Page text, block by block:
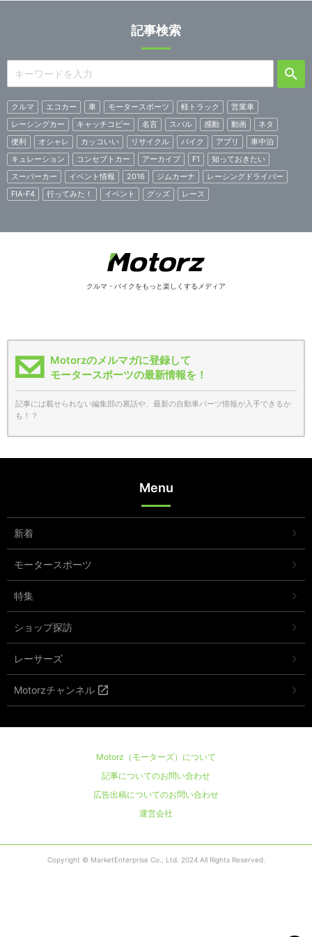
記事検索
クルマ エコカー 車 モータースポーツ 軽トラック
営業車
レーシングカー
キャッチコピー 名言 スバル 感動 動画
ネタ
便利
オシャレ カッコいい リサイクル バイク アプリ
車中泊
キュレーション
コンセプトカー アーカイブ F1
知っておきたい
スーパーカー
イベント情報 2016 ジムカーナ
レーシングドライバー
FIA-F4
行ってみた！ イベント グッズ レース
クルマ・バイクをもっと楽しくするメディア
Motorzのメルマガに登録して
モータースポーツの最新情報を！
記事には載せられない編集部の裏話や、最新の自動車パーツ情報が入手できるか
も！？
Menu
新着
モータースポーツ
特集
ショップ探訪
レーサーズ
Motorzチャンネル
Motorz（モーターズ）について
記事についてのお問い合わせ
広告出稿についてのお問い合わせ
運営会社
Copyright © MarketEnterprise Co., Ltd. 2024 All Rights Reserved.